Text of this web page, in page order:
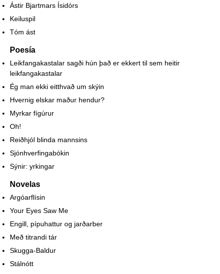
Ástir Bjartmars Ísidórs
Keiluspil
Tóm ást
Poesía
Leikfangakastalar sagði hún það er ekkert til sem heitir
leikfangakastalar
Ég man ekki eitthvað um skýin
Hvernig elskar maður hendur?
Myrkar fígúrur
Oh!
Reiðhjól blinda mannsins
Sjónhverfingabókin
Sýnir: yrkingar
Novelas
Argóarflísin
Your Eyes Saw Me
Engill, pípuhattur og jarðarber
Með titrandi tár
Skugga-Baldur
Stálnótt